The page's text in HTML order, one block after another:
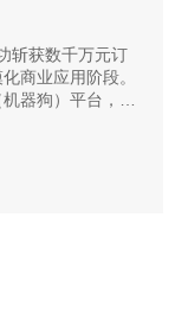
斩获数千万元订
商业应用阶段。
器狗）平台，并